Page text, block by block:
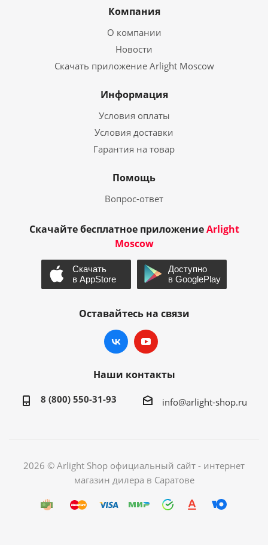
Компания
О компании
Новости
Скачать приложение Arlight Moscow
Информация
Условия оплаты
Условия доставки
Гарантия на товар
Помощь
Вопрос-ответ
Скачайте бесплатное приложениеArlight
Moscow
Оставайтесь на связи
Наши контакты
8 (800) 550-31-93 info@arlight-shop.ru
2026 © Arlight Shop официальный сайт - интернет
магазин дилера в Саратове